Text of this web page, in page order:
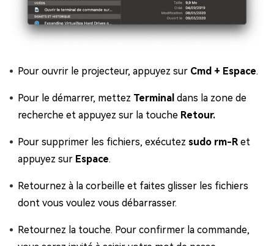
Pour ouvrir le projecteur, appuyez sur Cmd + Espace.
Pour le démarrer, mettez Terminal dans la zone de
recherche et appuyez sur la touche Retour.
Pour supprimer les fichiers, exécutez sudo rm-R et
appuyez sur Espace.
Retournez à la corbeille et faites glisser les fichiers
dont vous voulez vous débarrasser.
Retournez la touche. Pour confirmer la commande,